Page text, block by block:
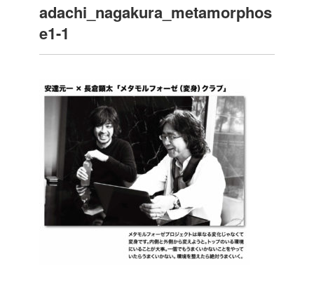
adachi_nagakura_metamorphos
e1-1